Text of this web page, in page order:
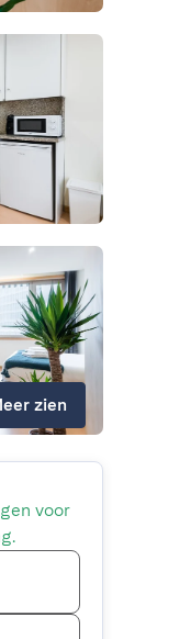
zien
voor